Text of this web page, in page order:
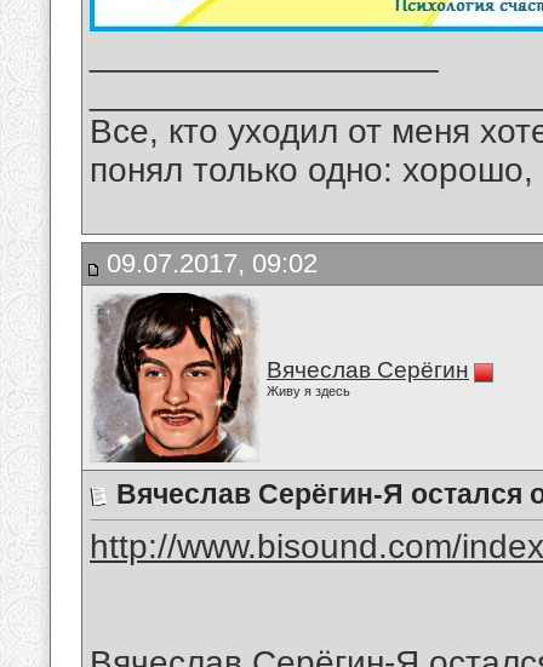
Все, кто уходил от меня
понял только одно:
09.07.2017, 09:02
Вячеслав Серёгин
Живу я здесь
Вячеслав Серёгин-Я остался
http://www.bisound.com/